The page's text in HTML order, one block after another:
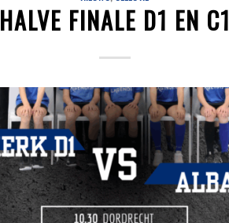
HALVE FINALE D1 EN C1